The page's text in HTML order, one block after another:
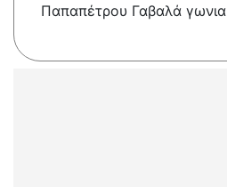
Παπαπέτρου Γαβαλά γωνια